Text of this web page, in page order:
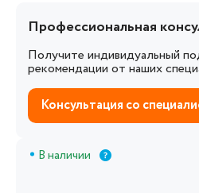
Профессиональная
Получите индивидуальный
рекомендации от наших
Консультация со
В наличии